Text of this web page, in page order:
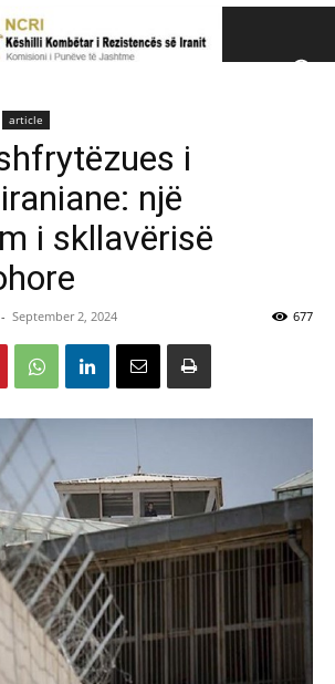
Kombëtar të Rezistencës së Iranit (NCRI)
article
i
një
i skllavërisë
- September 2, 2024 677